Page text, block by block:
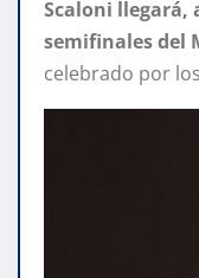
Scaloni llegará,
semifinales del
celebrado por